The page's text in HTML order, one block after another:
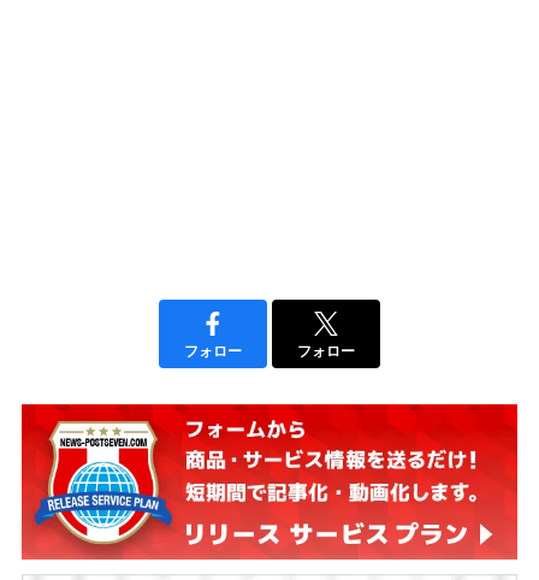
フォロー フォロー